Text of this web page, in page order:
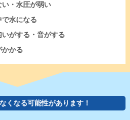
・水圧が弱い
水になる
がする・音がする
かかる
くなる可能性があります！